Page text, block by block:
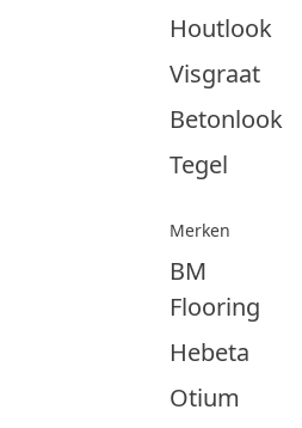
Houtlook
Visgraat
Betonlook
Tegel
Merken
BM
Flooring
Hebeta
Otium